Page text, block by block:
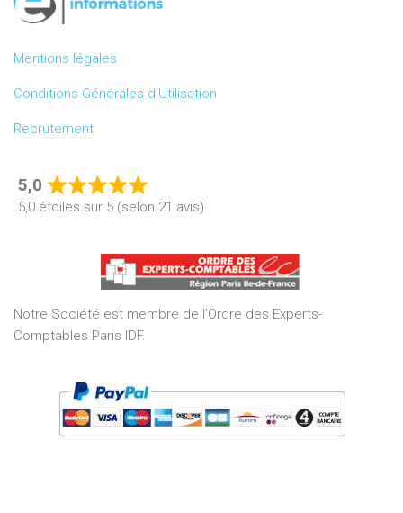
Mentions légales
Conditions Générales d’Utilisation
Recrutement
5,0
Rated
5,0
of
5
5,0 étoiles sur 5 (selon 21 avis)
Notre Société est membre de l’Ordre des Experts-
Comptables Paris IDF.